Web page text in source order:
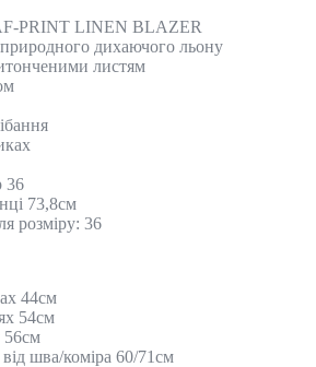
PRINT LINEN BLAZER
дихаючого льону
листям
36
73,8см
розміру: 36
44см
54см
шва/коміра 60/71см